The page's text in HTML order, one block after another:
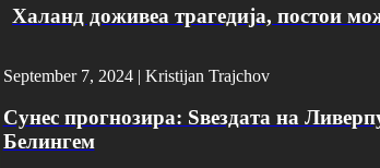
Халанд доживеа трагедија, постои
September 7, 2024 | Kristijan Trajchov
Сунес прогнозира: Ѕвездата на
Белингем